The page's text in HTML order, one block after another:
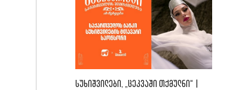
ᲡᲣᲮᲘᲨᲕᲘᲚᲔᲑᲘ, „ᲪᲔᲙᲕᲐᲨᲘ ᲗᲥᲛᲣᲚᲜᲘ“ |